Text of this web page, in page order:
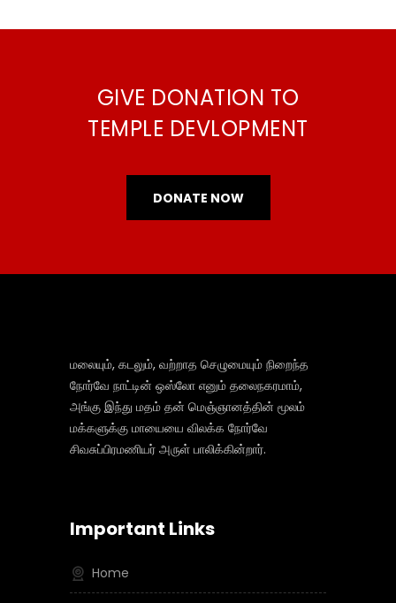
GIVE DONATION TO
TEMPLE DEVLOPMENT
DONATE NOW
மலையும், கடலும், வற்றாத செழுமையும் நிறைந்த
நோர்வே நாட்டின் ஒஸ்லோ எனும் தலைநகரமாம்,
அங்கு இந்து மதம் தன் மெஞ்ஞானத்தின் மூலம்
மக்களுக்கு மாயையை விலக்க நோர்வே
சிவசுப்பிரமணியர் அருள் பாலிக்கின்றார்.
Important Links
Home